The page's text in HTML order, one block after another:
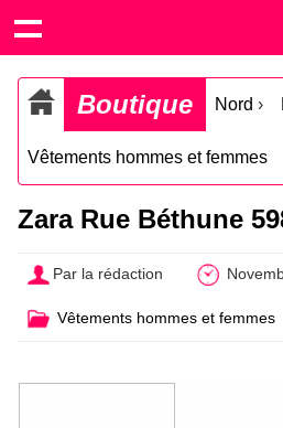
Boutique Nord ›
Vêtements hommes et femmes
Zara Rue Béthune
Par la rédaction
Vêtements hommes et femmes